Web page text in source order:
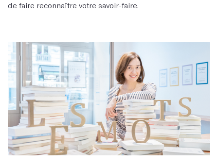
de faire reconnaître votre savoir-faire.